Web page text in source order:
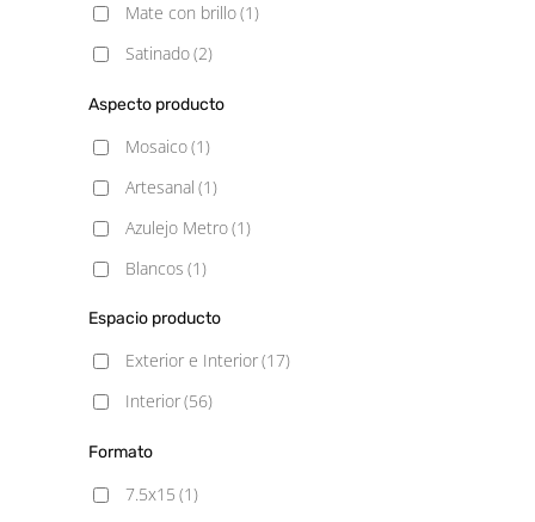
Mate con brillo(1)
Satinado(2)
Aspecto producto
Mosaico(1)
Artesanal (1)
Azulejo Metro(1)
Blancos (1)
Cemento(5)
Decorado
(9)
Geometrico
Espacio producto
Exterior e Interior(17)
Interior(56)
Formato
7.5x15 (1)